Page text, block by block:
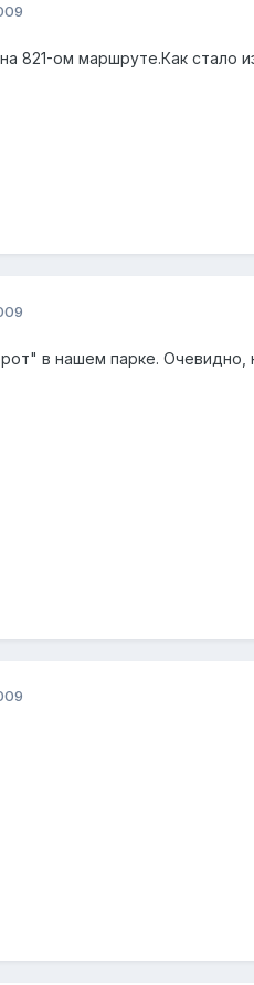
821-ом маршруте.Как стало
в нашем парке. Очевидно,